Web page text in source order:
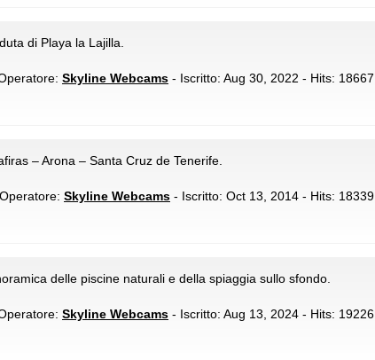
di Playa la Lajilla.
Skyline Webcams - Iscritto: Aug 30, 2022 - Hits: 18667
– Arona – Santa Cruz de Tenerife.
Operatore: Skyline Webcams - Iscritto: Oct 13, 2014 - Hits: 18339
delle piscine naturali e della spiaggia sullo sfondo.
Skyline Webcams - Iscritto: Aug 13, 2024 - Hits: 19226